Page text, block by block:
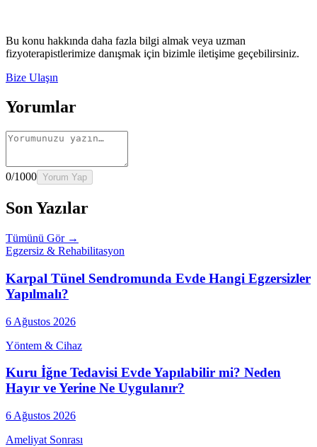
Bu konu hakkında daha fazla bilgi almak veya uzman
fizyoterapistlerimize danışmak için bizimle iletişime geçebilirsiniz.
Bize Ulaşın
Yorumlar
0/1000 Yorum Yap
Son Yazılar
Tümünü Gör →
Egzersiz & Rehabilitasyon
Karpal Tünel Sendromunda Evde Hangi Egzersizler
Yapılmalı?
6 Ağustos 2026
Yöntem & Cihaz
Kuru İğne Tedavisi Evde Yapılabilir mi? Neden
Hayır ve Yerine Ne Uygulanır?
6 Ağustos 2026
Ameliyat Sonrası